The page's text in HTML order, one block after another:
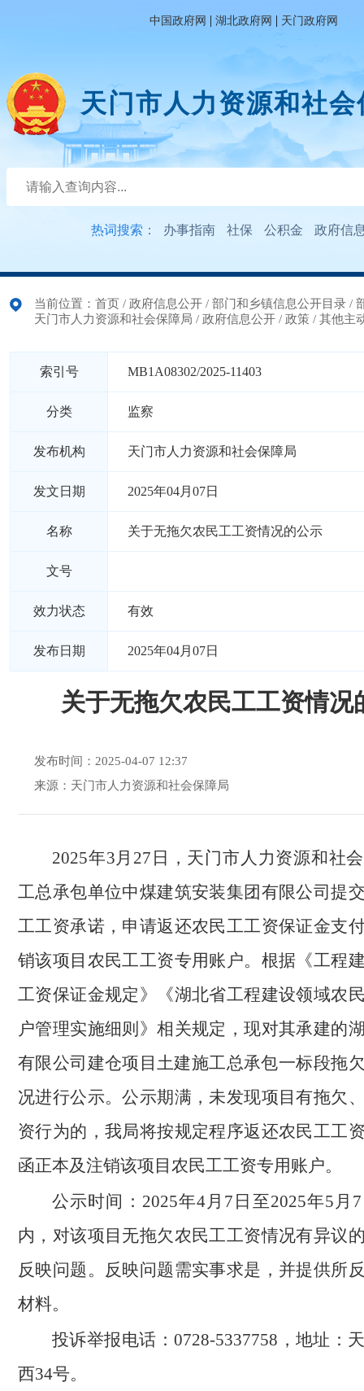
中国政府网 | 湖北政府网 | 天门政府网
天门市人力资源和社
热词搜索： 办事指南 社保 公积金 政府信
当前位置： 首页 / 政府信息公开 / 部门和乡镇信息公开目录 /
天门市人力资源和社会保障局 / 政府信息公开 / 政策 / 其他主
索引号 MB1A08302/2025-11403
分类 监察
发布机构 天门市人力资源和社会保障局
发文日期 2025年04月07日
名称 关于无拖欠农民工工资情况的公示
文号
效力状态 有效
发布日期 2025年04月07日
关于无拖欠农民工工资情况
发布时间：2025-04-07 12:37
来源：天门市人力资源和社会保障局
2025年3月27日，天门市人力资源和社
工总承包单位中煤建筑安装集团有限公司提
工工资承诺，申请返还农民工工资保证金支
销该项目农民工工资专用账户。根据《工程
工资保证金规定》《湖北省工程建设领域农
户管理实施细则》相关规定，现对其承建的
有限公司建仓项目土建施工总承包一标段拖
况进行公示。公示期满，未发现项目有拖欠
资行为的，我局将按规定程序返还农民工工
函正本及注销该项目农民工工资专用账户。
公示时间：2025年4月7日至2025年5月
内，对该项目无拖欠农民工工资情况有异议
反映问题。反映问题需实事求是，并提供所
材料。
投诉举报电话：0728-5337758，地址：
西34号。